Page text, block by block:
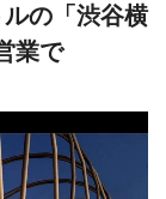
の「渋谷横
業で